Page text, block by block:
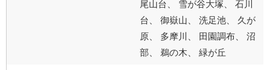
尾山台、 雪が谷大塚、 石川
台、 御嶽山、 洗足池、 久が
原、 多摩川、 田園調布、 沼
部、 鵜の木、 緑が丘